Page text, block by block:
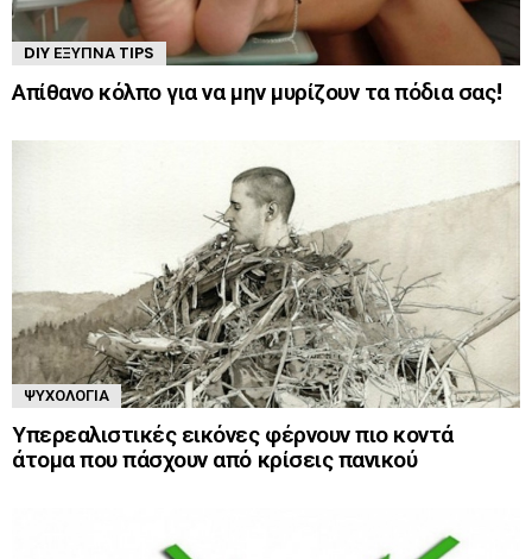
DIY ΈΞΥΠΝΑ TIPS
Απίθανο κόλπο για να μην μυρίζουν τα πόδια σας!
ΨΥΧΟΛΟΓΊΑ
Υπερεαλιστικές εικόνες φέρνουν πιο κοντά
άτομα που πάσχουν από κρίσεις πανικού